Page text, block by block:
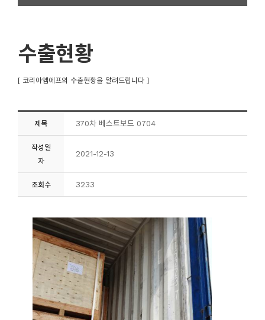
수출현황
[ 코리아엠에프의 수출현황을 알려드립니다 ]
제목 370차 베스트보드 0704
작성일
자
2021-12-13
조회수 3233